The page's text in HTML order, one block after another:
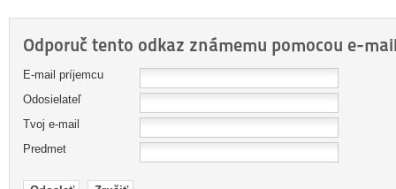
Odporuč tento odkaz známemu pomocou e-
E-mail príjemcu
Odosielateľ
Tvoj e-mail
Predmet